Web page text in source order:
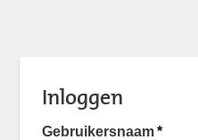
Inloggen
Gebruikersnaam *